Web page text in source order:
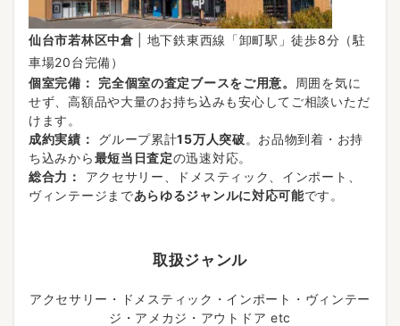
仙台市若林区中倉 | 地下鉄東西線「卸町駅」徒歩8分（駐
車場20台完備）
個室完備：
完全個室の査定ブースをご用意。
周囲を気に
せず、高額品や大量のお持ち込みも安心してご相談いただ
けます。
成約実績：
グループ累計15万人突破。お品物到着・お持
ち込みから最短当日査定の迅速対応。
総合力：
アクセサリー、ドメスティック、インポート、
ヴィンテージまであらゆるジャンルに対応可能です。
取扱ジャンル
アクセサリー・ドメスティック・インポート・ヴィンテー
ジ・アメカジ・アウトドア etc